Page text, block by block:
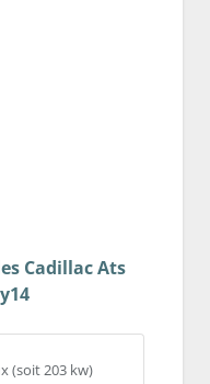
Cadillac Ats
(soit 203 kw)